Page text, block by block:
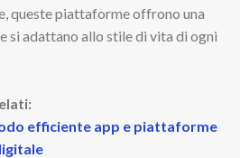
queste piattaforme offrono una
si adattano allo stile di vita di ogni
efficiente app e piattaforme